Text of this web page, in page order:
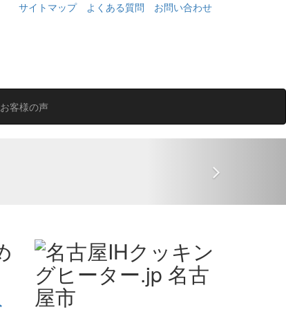
サイトマップ よくある質問 お問い合わせ
お客様の声